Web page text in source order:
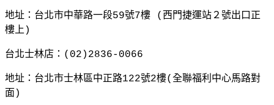
地址：台北市中華路一段59號7樓 ( 西門捷運站２號出口正
樓上)
台北士林店： (02)2836-0066
地址：台北市士林區中正路122號2樓( 全聯福利中心馬路對
面 )